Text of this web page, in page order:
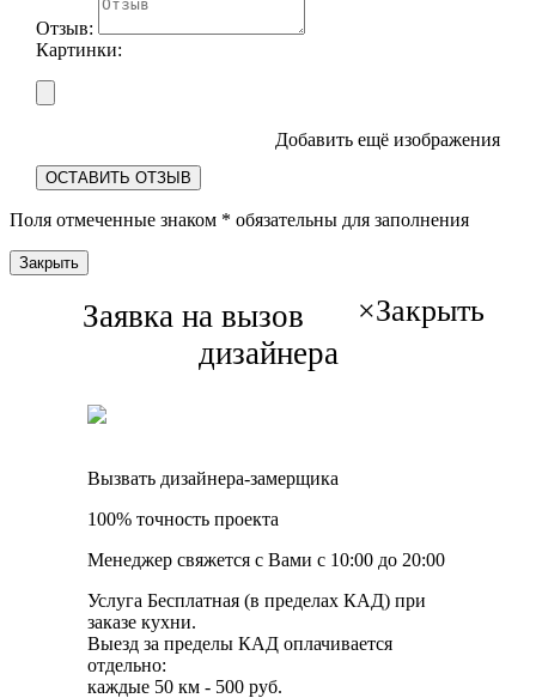
Отзыв:
Картинки:
Добавить ещё изображения
ОСТАВИТЬ ОТЗЫВ
Поля отмеченные знаком * обязательны для заполнения
Закрыть
×Закрыть
Заявка на вызов
дизайнера
Вызвать дизайнера-замерщика
100% точность проекта
Менеджер свяжется с Вами с 10:00 до 20:00
Услуга Бесплатная (в пределах КАД) при
заказе кухни.
Выезд за пределы КАД оплачивается
отдельно:
каждые 50 км - 500 руб.